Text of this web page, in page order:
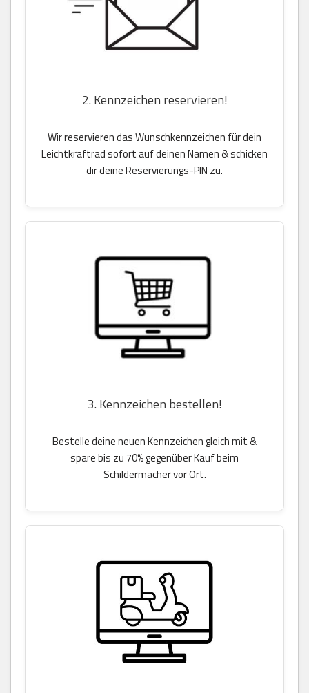
2. Kennzeichen reservieren!
Wir reservieren das Wunschkennzeichen für dein
Leichtkraftrad sofort auf deinen Namen & schicken
dir deine Reservierungs-PIN zu.
3. Kennzeichen bestellen!
Bestelle deine neuen Kennzeichen gleich mit &
spare bis zu 70% gegenüber Kauf beim
Schildermacher vor Ort.